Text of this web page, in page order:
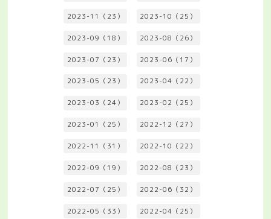
2023-11（23） 2023-10（25）
2023-09（18） 2023-08（26）
2023-07（23） 2023-06（17）
2023-05（23） 2023-04（22）
2023-03（24） 2023-02（25）
2023-01（25） 2022-12（27）
2022-11（31） 2022-10（22）
2022-09（19） 2022-08（23）
2022-07（25） 2022-06（32）
2022-05（33） 2022-04（25）